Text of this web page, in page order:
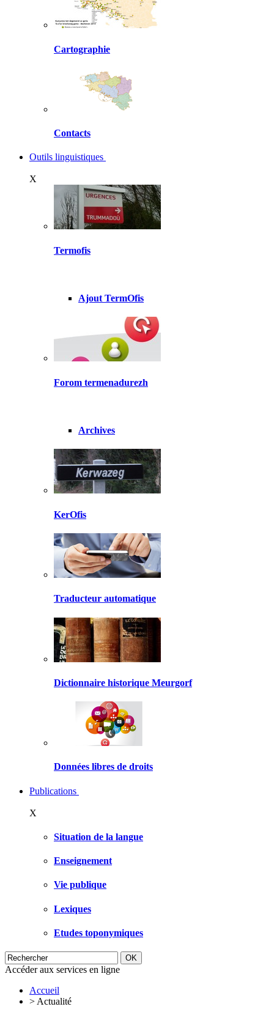
Cartographie
Contacts
Outils linguistiques
X
Termofis
Ajout TermOfis
Forom termenadurezh
Archives
KerOfis
Traducteur automatique
Dictionnaire historique Meurgorf
Données libres de droits
Publications
X
Situation de la langue
Enseignement
Vie publique
Lexiques
Etudes toponymiques
Accéder aux services en ligne
Accueil
> Actualité